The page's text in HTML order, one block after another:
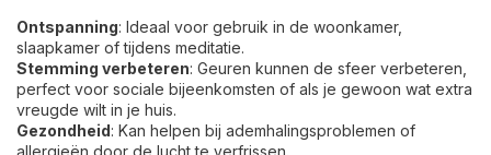
Ontspanning: Ideaal voor gebruik in de woonkamer,
slaapkamer of tijdens meditatie.
Stemming verbeteren: Geuren kunnen de sfeer verbeteren,
perfect voor sociale bijeenkomsten of als je gewoon wat extra
vreugde wilt in je huis.
Gezondheid: Kan helpen bij ademhalingsproblemen of
allergieën door de lucht te verfrissen.